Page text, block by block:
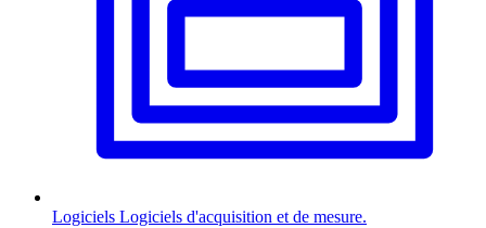
Logiciels Logiciels d'acquisition et de mesure.